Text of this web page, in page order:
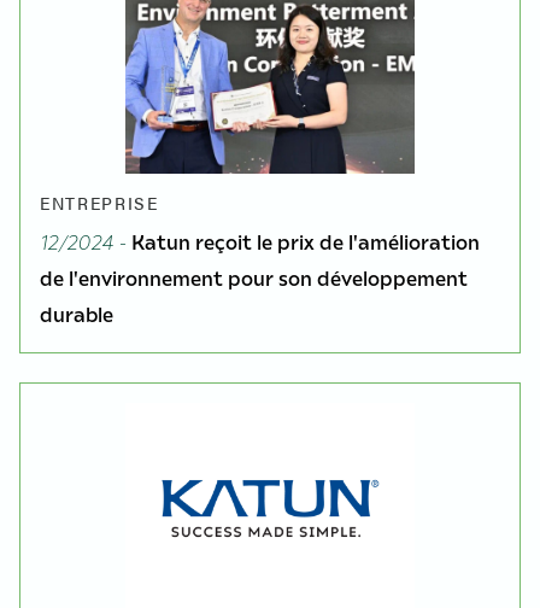
ENTREPRISE
12/2024 - Katun reçoit le prix de l'amélioration
de l'environnement pour son développement
durable